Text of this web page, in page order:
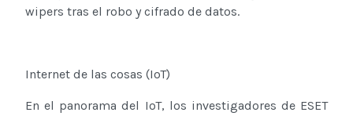
wipers tras el robo y cifrado de datos.
Internet de las cosas (IoT)
En el panorama del IoT, los investigadores de ESET